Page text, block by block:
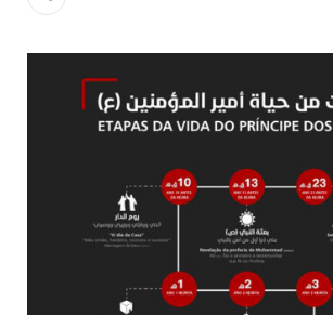
todos os irmãos e irmãs um novo
10 DE NOVEMBRO DE 2013
Falecimento do Imam Ali Ibn
(A.S.)
Em nome de Deus, o Clemente, o
data em que relembramos o martírio do
muçulmanos, o Imam Ali Ibn Al-Hussein Ibn
(A.S.), conhecido por “Zein Al-Ábidin”
NOTÍCIAS
3 DE JULHO DE 2014
Centro Islâmico no Brasil